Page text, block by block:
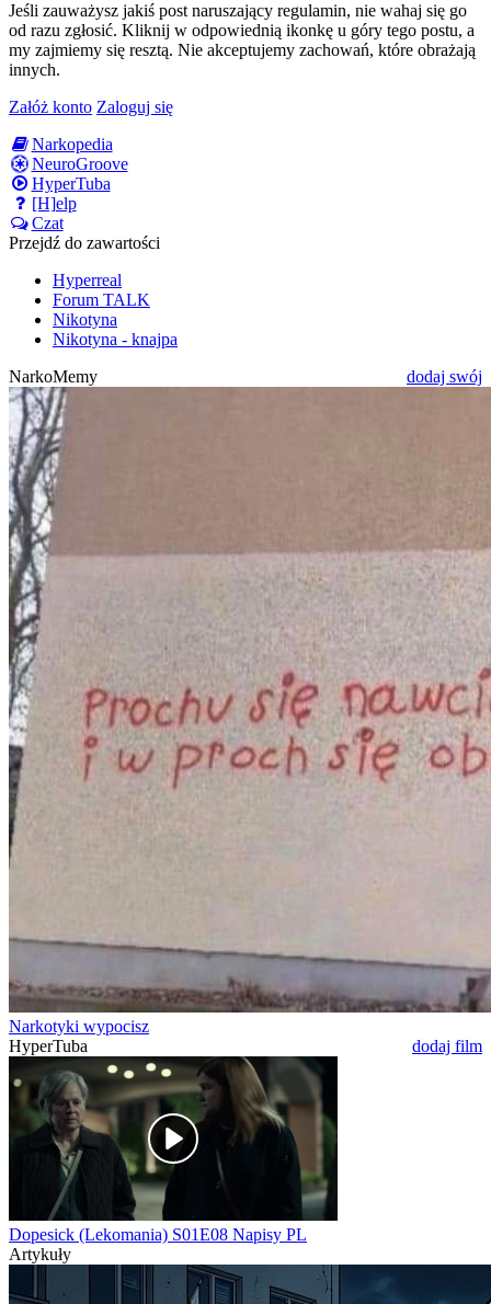
Jeśli zauważysz jakiś post naruszający regulamin, nie wahaj się go
od razu zgłosić. Kliknij w odpowiednią ikonkę u góry tego postu, a
my zajmiemy się resztą. Nie akceptujemy zachowań, które obrażają
innych.
Załóż konto Zaloguj się
Narkopedia
NeuroGroove
HyperTuba
[H]elp
Czat
Przejdź do zawartości
Hyperreal
Forum TALK
Nikotyna
Nikotyna - knajpa
NarkoMemy
dodaj swój
Narkotyki wypocisz
HyperTuba
dodaj film
Dopesick (Lekomania) S01E08 Napisy PL
Artykuły